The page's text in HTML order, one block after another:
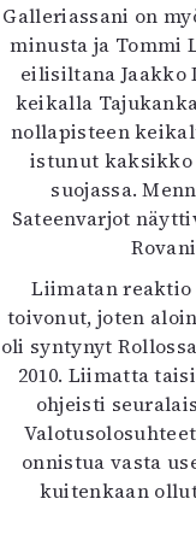
Galleriassani on
minusta ja Tommi
eilisiltana Jaakko
keikalla
nollapisteen
istunut kaksikko
suojassa.
Sateenvarjot
Liimatan
toivonut, joten
oli syntynyt
2010. Liimatta
ohjeisti
onnistua vasta
kuitenkaan